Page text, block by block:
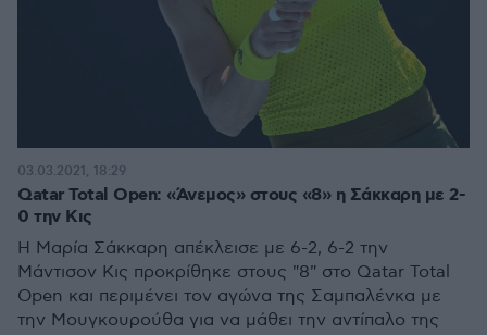
Qatar Total Open: «Άνεμος» στους «8» η Σάκκαρη με 2-
0 την Κις
Η Μαρία Σάκκαρη απέκλεισε με 6-2, 6-2 την
Μάντισον Κις προκρίθηκε στους "8" στο Qatar Total
Open και περιμένει τον αγώνα της Σαμπαλένκα με
την Μουγκουρούθα για να μάθει την αντίπαλο της
03.03.2021, 18:29